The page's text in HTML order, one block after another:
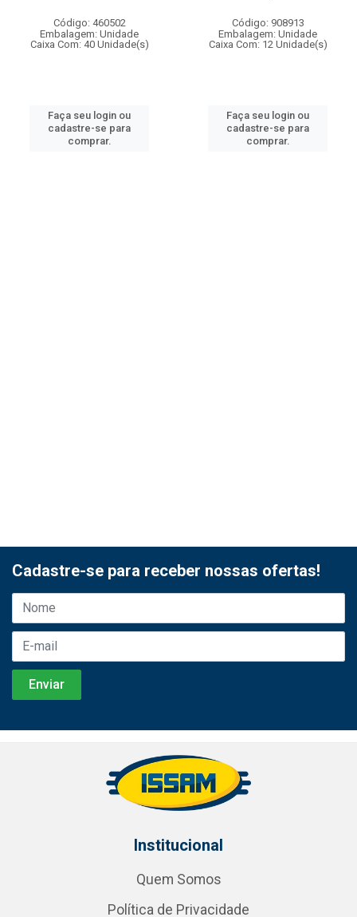
Código: 460502
Embalagem: Unidade
Caixa Com: 40 Unidade(s)
Faça seu login ou
cadastre-se para
comprar.
Código: 908913
Embalagem: Unidade
Caixa Com: 12 Unidade(s)
Faça seu login ou
cadastre-se para
comprar.
Cadastre-se para receber nossas ofertas!
Institucional
Quem Somos
Política de Privacidade